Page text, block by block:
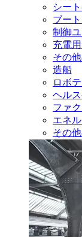
シー
ブー
制御
充電
その
造船
ロボ
ヘル
ファ
エネ
その